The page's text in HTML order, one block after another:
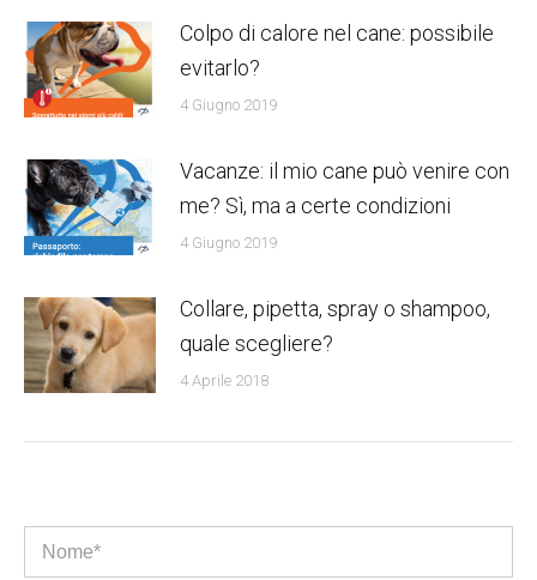
Colpo di calore nel cane: possibile
evitarlo?
4 Giugno 2019
Vacanze: il mio cane può venire con
me? Sì, ma a certe condizioni
4 Giugno 2019
Collare, pipetta, spray o shampoo,
quale scegliere?
4 Aprile 2018
Nome*